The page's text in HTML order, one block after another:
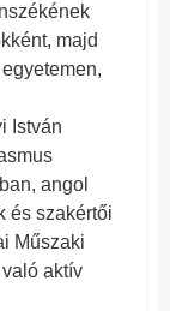
majd
István
angol
és szakértői
Műszaki
aktív